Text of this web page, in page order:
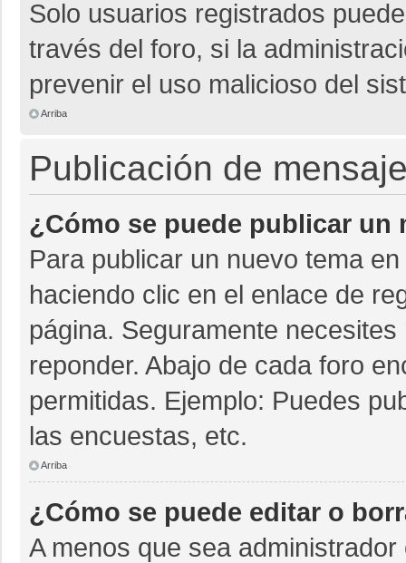
Solo usuarios registrados
través del foro, si la
prevenir el uso malicioso del
Arriba
Publicación de
¿Cómo se puede publicar un
Para publicar un nuevo tema
haciendo clic en el enlace de
página. Seguramente
reponder. Abajo de cada foro
permitidas. Ejemplo: Puedes
las encuestas, etc.
Arriba
¿Cómo se puede editar o
A menos que sea